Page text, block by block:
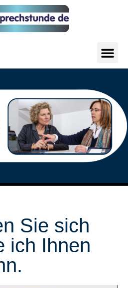
Sie sich
ich Ihnen